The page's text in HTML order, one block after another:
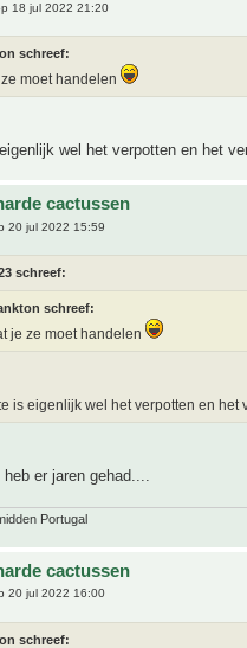
18 jul 2022 21:20
schreef:
moet handelen
wel het verpotten en het
cactussen
20 jul 2022 15:59
schreef:
schreef:
je ze moet handelen
is eigenlijk wel het verpotten en het
er jaren gehad....
Portugal
cactussen
20 jul 2022 16:00
schreef: